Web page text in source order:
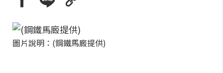
圖片說明：(鋼鐵馬廄提供)